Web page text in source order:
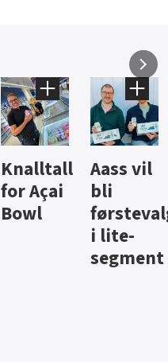
Brus og
jus fra
Berentsen
Hard
iste fra
Hansa